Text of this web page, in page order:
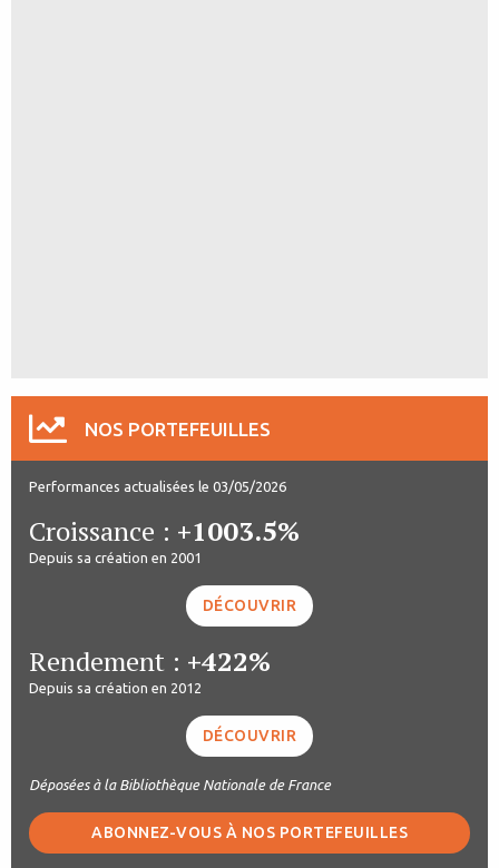
NOS PORTEFEUILLES
Performances actualisées le 03/05/2026
Croissance : +1003.5%
Depuis sa création en 2001
DÉCOUVRIR
Rendement : +422%
Depuis sa création en 2012
DÉCOUVRIR
Déposées à la Bibliothèque Nationale de France
ABONNEZ-VOUS À NOS PORTEFEUILLES